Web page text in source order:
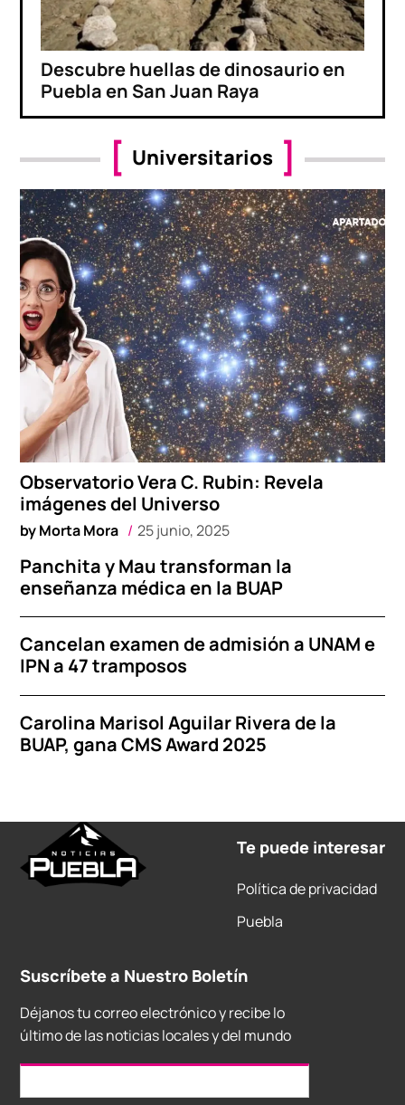
Descubre huellas de dinosaurio en
Puebla en San Juan Raya
Universitarios
Observatorio Vera C. Rubin: Revela
imágenes del Universo
byMorta Mora 25 junio, 2025
Panchita y Mau transforman la
enseñanza médica en la BUAP
Cancelan examen de admisión a UNAM e
IPN a 47 tramposos
Carolina Marisol Aguilar Rivera de la
BUAP, gana CMS Award 2025
Te puede interesar
Política de privacidad
Puebla
Suscríbete a Nuestro Boletín
Déjanos tu correo electrónico y recibe lo
último de las noticias locales y del mundo